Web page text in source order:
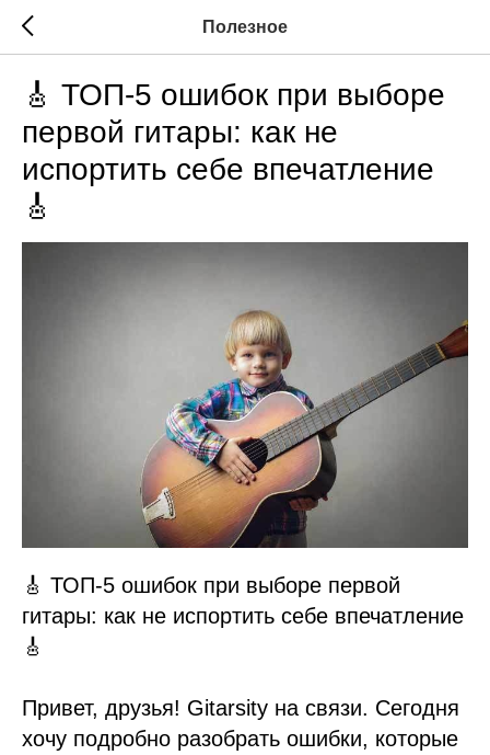
Полезное
🎸 ТОП-5 ошибок при выборе
первой гитары: как не
испортить себе впечатление
🎸
🎸 ТОП-5 ошибок при выборе первой
гитары: как не испортить себе впечатление
🎸
Привет, друзья! Gitarsity на связи. Сегодня
хочу подробно разобрать ошибки, которые